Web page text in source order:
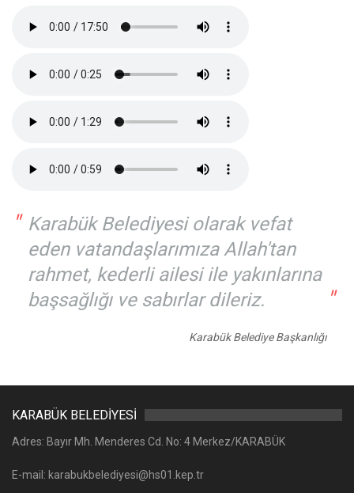
" Karabük Belediyesi olarak vefat
eden vatandaşlarımıza Allah'tan
rahmet, kederli ailesi ile yakınlarına
başsağlığı ve sabırlar dileriz.
"
Karabük Belediye Başkanlığı
KARABÜK BELEDİYESİ
Adres: Bayır Mh. Menderes Cd. No: 4 Merkez/KARABÜK
E-mail: karabukbelediyesi@hs01.kep.tr